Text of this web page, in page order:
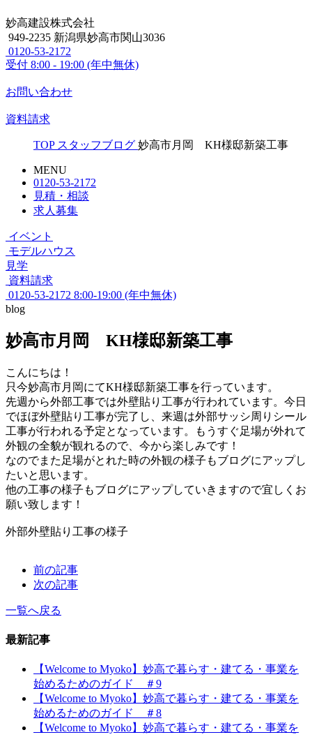
妙高建設株式会社
949-2235 新潟県妙高市関山3036
0120-53-2172
受付 8:00 - 19:00 (年中無休)
お問い合わせ
資料請求
TOP スタッフブログ 妙高市月岡 KH様邸新築工事
MENU
0120-53-2172
見積・相談
求人募集
イベント
モデルハウス
見学
資料請求
0120-53-2172 8:00-19:00 (年中無休)
blog
妙高市月岡 KH様邸新築工事
こんにちは！
只今妙高市月岡にてKH様邸新築工事を行っています。
先週から外部工事では外壁貼り工事が行われています。今日
でほぼ外壁貼り工事が完了し、来週は外部サッシ周りシール
工事が行われる予定となっています。もうすぐ足場が外れて
外観の全貌が観れるので、今から楽しみです！
なのでまた足場がとれた時の外観の様子もブログにアップし
たいと思います。
他の工事の様子もブログにアップしていきますので宜しくお
願い致します！
外部外壁貼り工事の様子
前の記事
次の記事
一覧へ戻る
最新記事
【Welcome to Myoko】妙高で暮らす・建てる・事業を
始めるためのガイド ＃9
【Welcome to Myoko】妙高で暮らす・建てる・事業を
始めるためのガイド ＃8
【Welcome to Myoko】妙高で暮らす・建てる・事業を